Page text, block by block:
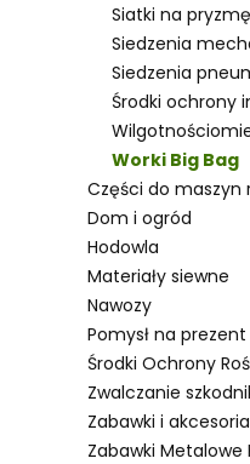
Siatki na pryzmę
Siedzenia
Siedzenia
Środki ochrony
Worki Big Bag
Części do maszyn
Dom i ogród
Hodowla
Materiały siewne
Nawozy
Pomysł na prezent
Środki Ochrony
Zwalczanie
Zabawki i
Zabawki Metalowe